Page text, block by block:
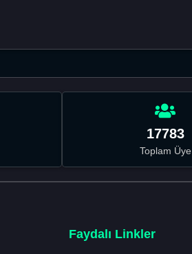
17783
Toplam Üye
Faydalı Linkler